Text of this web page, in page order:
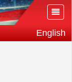
English